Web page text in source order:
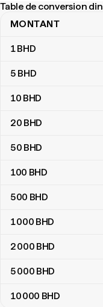
Table de conversion
Table de conversion
MONTANT
1BHD
5 BHD
10 BHD
20 BHD
50 BHD
100 BHD
500 BHD
1 000 BHD
2 000 BHD
5 000 BHD
10 000 BHD